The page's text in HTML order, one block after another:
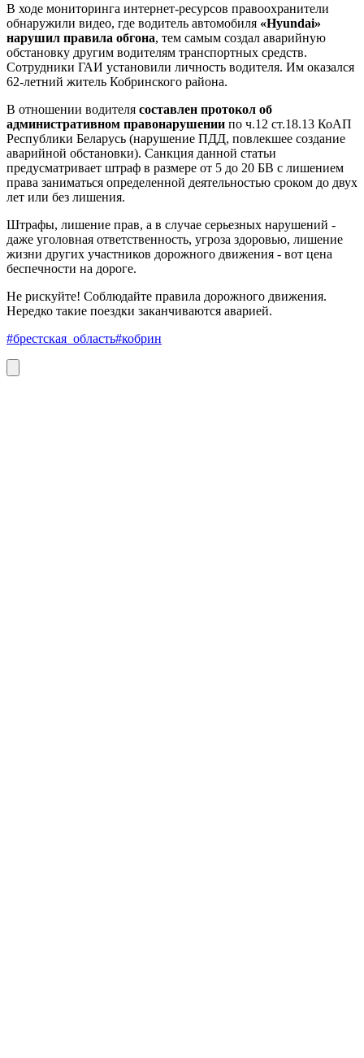
В ходе мониторинга интернет-ресурсов правоохранители
обнаружили видео, где водитель автомобиля «Hyundai»
нарушил правила обгона, тем самым создал аварийную
обстановку другим водителям транспортных средств.
Сотрудники ГАИ установили личность водителя. Им оказался
62-летний житель Кобринского района.
В отношении водителя составлен протокол об
административном правонарушении по ч.12 ст.18.13 КоАП
Республики Беларусь (нарушение ПДД, повлекшее создание
аварийной обстановки). Санкция данной статьи
предусматривает штраф в размере от 5 до 20 БВ с лишением
права заниматься определенной деятельностью сроком до двух
лет или без лишения.
Штрафы, лишение прав, а в случае серьезных нарушений -
даже уголовная ответственность, угроза здоровью, лишение
жизни других участников дорожного движения - вот цена
беспечности на дороге.
Не рискуйте! Соблюдайте правила дорожного движения.
Нередко такие поездки заканчиваются аварией.
#брестская_область#кобрин